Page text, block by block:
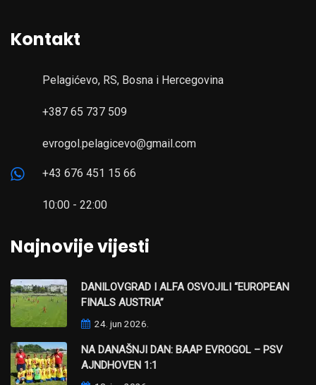
Kontakt
Pelagićevo, RS, Bosna i Hercegovina
+387 65 737 509
evrogol.pelagicevo@gmail.com
+43 676 451 15 66
10:00 - 22:00
Najnovije vijesti
DANILOVGRAD I ALFA OSVOJILI “EUROPEAN
FINALS AUSTRIA”
24. jun 2026.
NA DANAŠNJI DAN: BAAP EVROGOL – PSV
AJNDHOVEN 1:1